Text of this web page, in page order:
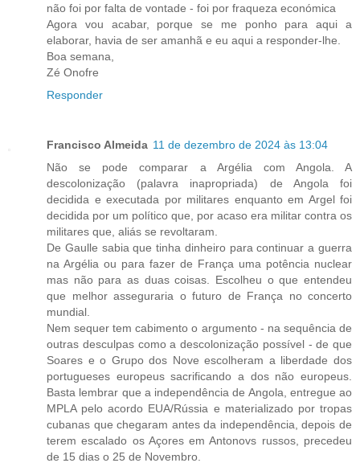
não foi por falta de vontade - foi por fraqueza económica
Agora vou acabar, porque se me ponho para aqui a
elaborar, havia de ser amanhã e eu aqui a responder-lhe.
Boa semana,
Zé Onofre
Responder
Francisco Almeida 11 de dezembro de 2024 às 13:04
Não se pode comparar a Argélia com Angola. A
descolonização (palavra inapropriada) de Angola foi
decidida e executada por militares enquanto em Argel foi
decidida por um político que, por acaso era militar contra os
militares que, aliás se revoltaram.
De Gaulle sabia que tinha dinheiro para continuar a guerra
na Argélia ou para fazer de França uma potência nuclear
mas não para as duas coisas. Escolheu o que entendeu
que melhor asseguraria o futuro de França no concerto
mundial.
Nem sequer tem cabimento o argumento - na sequência de
outras desculpas como a descolonização possível - de que
Soares e o Grupo dos Nove escolheram a liberdade dos
portugueses europeus sacrificando a dos não europeus.
Basta lembrar que a independência de Angola, entregue ao
MPLA pelo acordo EUA/Rússia e materializado por tropas
cubanas que chegaram antes da independência, depois de
terem escalado os Açores em Antonovs russos, precedeu
de 15 dias o 25 de Novembro.